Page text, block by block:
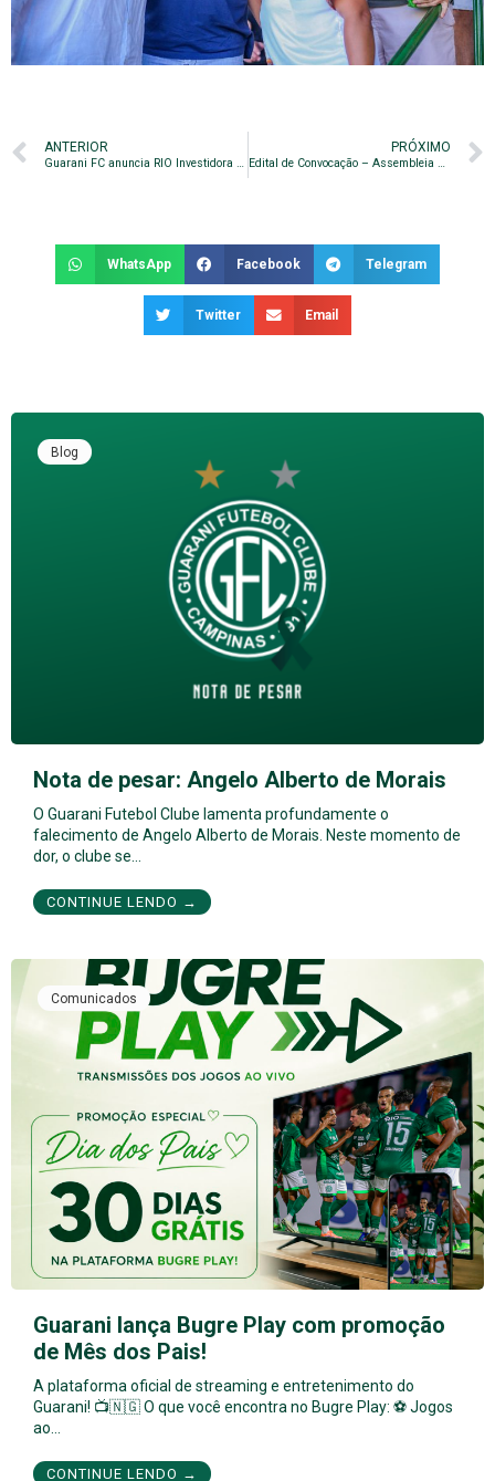
ANTERIOR
Guarani FC anuncia RIO Investidora e Construtora como nova patrocinadora master
PRÓXIMO
Edital de Convocação – Assembleia Geral Ordinária
WhatsApp Facebook Telegram
Twitter Email
Blog
Nota de pesar: Angelo Alberto de Morais
O Guarani Futebol Clube lamenta profundamente o
falecimento de Angelo Alberto de Morais. Neste momento de
dor, o clube se…
CONTINUE LENDO →
Comunicados
Guarani lança Bugre Play com promoção
de Mês dos Pais!
A plataforma oficial de streaming e entretenimento do
Guarani! 📺🇳🇬 O que você encontra no Bugre Play: ⚽ Jogos
ao…
CONTINUE LENDO →